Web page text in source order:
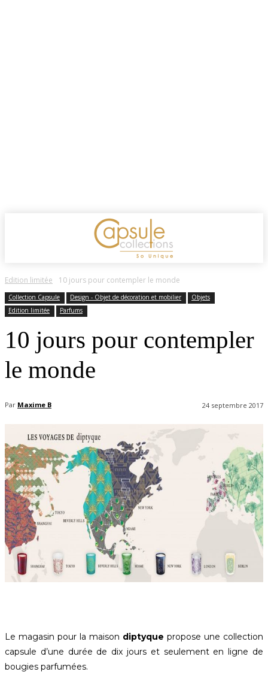
Edition limitée 10 jours pour contempler le monde
Collection Capsule Design - Objet de décoration et mobilier
Objets
Edition limitée
Parfums
10 jours pour contempler
le monde
Par Maxime B 24 septembre 2017
Le magasin pour la maison diptyque propose une collection
capsule d’une durée de dix jours et seulement en ligne de
bougies parfumées.